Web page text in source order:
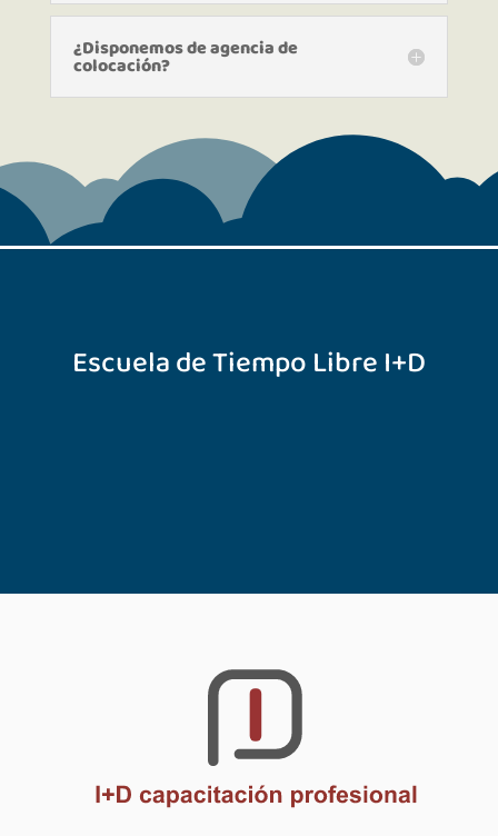
¿Disponemos de agencia de
colocación?
Escuela de Tiempo Libre I+D